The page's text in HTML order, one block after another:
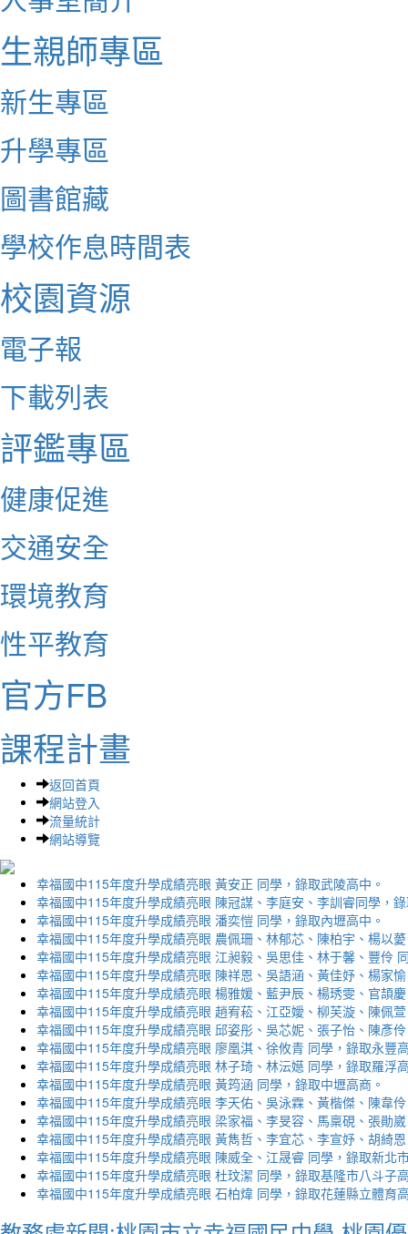
生親師專區
新生專區
升學專區
圖書館藏
學校作息時間表
校園資源
電子報
下載列表
評鑑專區
健康促進
交通安全
環境教育
性平教育
官方FB
課程計畫
返回首頁
網站登入
流量統計
網站導覽
幸福國中115年度升學成績亮眼 黃安正 同學，錄取武陵高中。
幸福國中115年度升學成績亮眼 陳冠謀、李庭安、李訓睿同學，
幸福國中115年度升學成績亮眼 潘奕愷 同學，錄取內壢高中。
幸福國中115年度升學成績亮眼 農佩珊、林郁芯、陳柏宇、楊以
幸福國中115年度升學成績亮眼 江昶毅、吳思佳、林于馨、豐伶
幸福國中115年度升學成績亮眼 陳祥恩、吳語涵、黃佳妤、楊家
幸福國中115年度升學成績亮眼 楊雅媛、藍尹辰、楊琇雯、官頡
幸福國中115年度升學成績亮眼 趙宥菘、江亞嬡、柳芙漩、陳佩
幸福國中115年度升學成績亮眼 邱姿彤、吳芯妮、張子怡、陳彥
幸福國中115年度升學成績亮眼 廖凰淇、徐攸青 同學，錄取永豐
幸福國中115年度升學成績亮眼 林子琦、林沄嬨 同學，錄取羅浮
幸福國中115年度升學成績亮眼 黃筠涵 同學，錄取中壢高商。
幸福國中115年度升學成績亮眼 李天佑、吳泳霖、黃楷傑、陳韋
幸福國中115年度升學成績亮眼 梁家福、李旻容、馬稟硯、張勛
幸福國中115年度升學成績亮眼 黃雋哲、李宜芯、李宣妤、胡綺
幸福國中115年度升學成績亮眼 陳威全、江晟睿 同學，錄取新北
幸福國中115年度升學成績亮眼 杜玟潔 同學，錄取基隆市八斗子
幸福國中115年度升學成績亮眼 石柏煒 同學，錄取花蓮縣立體育